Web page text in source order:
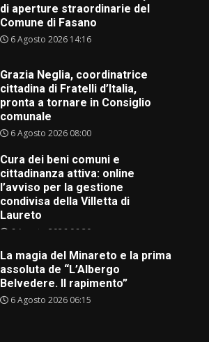
di aperture straordinarie del
Comune di Fasano
6 Agosto 2026 14:16
Grazia Neglia, coordinatrice
cittadina di Fratelli d’Italia,
pronta a tornare in Consiglio
comunale
6 Agosto 2026 08:00
Cura dei beni comuni e
cittadinanza attiva: online
l’avviso per la gestione
condivisa della Villetta di
Laureto
6 Agosto 2026 06:20
La magia del Minareto e la prima
assoluta de “L’Albergo
Belvedere. Il rapimento”
6 Agosto 2026 06:15